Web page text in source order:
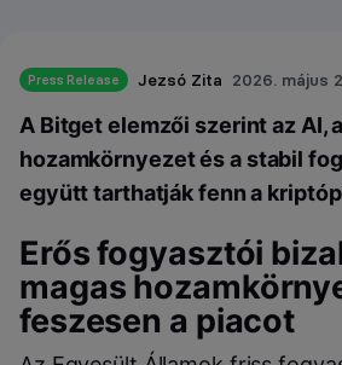
Press Release Jezsó Zita 2026. május
A Bitget elemzői szerint az AI,
hozamkörnyezet és a stabil
együtt tarthatják fenn a
Erős fogyasztói
magas
feszesen a piacot